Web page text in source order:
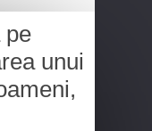
pe
unui